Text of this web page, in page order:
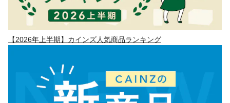
【2026年上半期】カインズ人気商品ランキング